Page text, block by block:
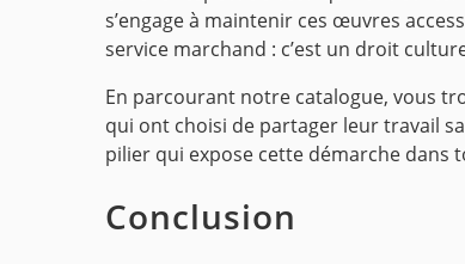
s’engage à maintenir ces œuvres
service marchand : c’est un droit
En parcourant notre catalogue, vous
qui ont choisi de partager leur travail
pilier qui expose cette démarche dans
Conclusion